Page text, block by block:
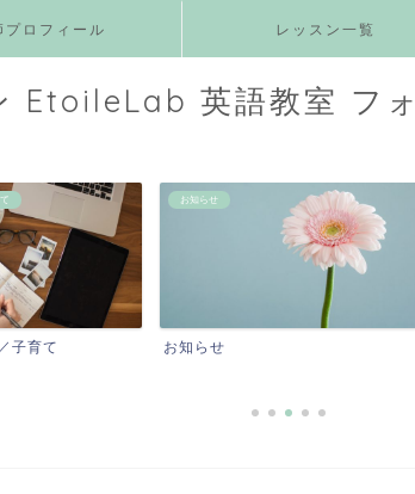
プロフィール レッスン一覧
EtoileLab 英語教室 フ
マニアック情報
マニアック情報